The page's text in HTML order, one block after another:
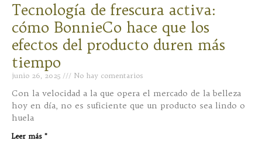
Tecnología de frescura activa:
cómo BonnieCo hace que los
efectos del producto duren más
tiempo
junio 26, 2025 No hay comentarios
Con la velocidad a la que opera el mercado de la belleza
hoy en día, no es suficiente que un producto sea lindo o
huela
Leer más "